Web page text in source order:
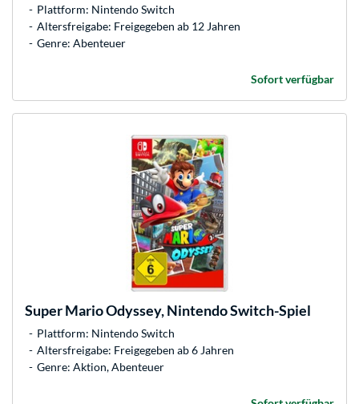
Plattform: Nintendo Switch
Altersfreigabe: Freigegeben ab 12 Jahren
Genre: Abenteuer
Sofort verfügbar
Super Mario Odyssey, Nintendo Switch-Spiel
Plattform: Nintendo Switch
Altersfreigabe: Freigegeben ab 6 Jahren
Genre: Aktion, Abenteuer